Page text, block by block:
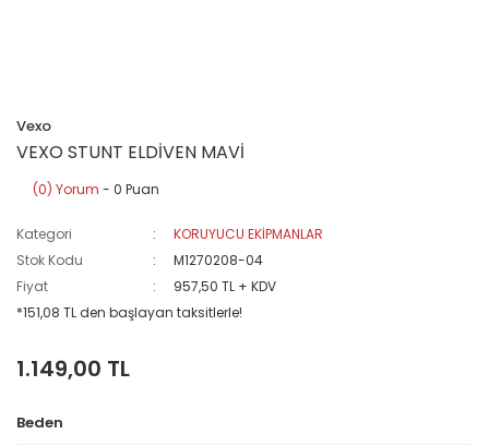
Vexo
VEXO STUNT ELDİVEN MAVİ
(0) Yorum - 0 Puan
Kategori
KORUYUCU EKİPMANLAR
Stok Kodu
M1270208-04
Fiyat
957,50 TL + KDV
*151,08 TL den başlayan taksitlerle!
1.149,00 TL
Beden